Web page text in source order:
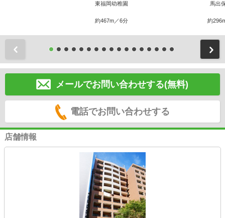
東福岡幼稚園
約467m／6分
馬出
約
メールでお問い合わせする(無料)
電話でお問い合わせする
店舗情報